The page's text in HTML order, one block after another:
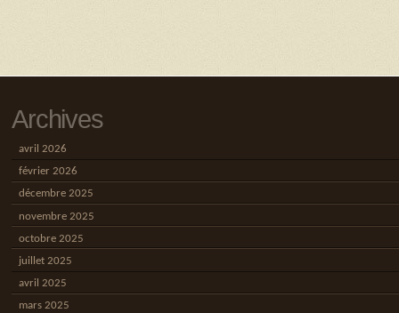
Archives
avril 2026
février 2026
décembre 2025
novembre 2025
octobre 2025
juillet 2025
avril 2025
mars 2025